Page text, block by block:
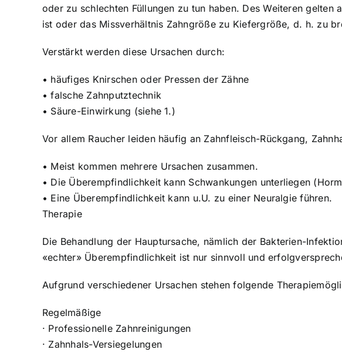
oder zu schlechten Füllungen zu tun haben. Des Weiteren
ist oder das Missverhältnis Zahngröße zu Kiefergröße, d. h. zu
Verstärkt werden diese Ursachen durch:
• häufiges Knirschen oder Pressen der Zähne
• falsche Zahnputztechnik
• Säure-Einwirkung (siehe 1.)
Vor allem Raucher leiden häufig an Zahnfleisch-Rückgang,
• Meist kommen mehrere Ursachen zusammen.
• Die Überempfindlichkeit kann Schwankungen unterliegen
• Eine Überempfindlichkeit kann u.U. zu einer Neuralgie führen.
Therapie
Die Behandlung der Hauptursache, nämlich der Bakterien-
«echter» Überempfindlichkeit ist nur sinnvoll und
Aufgrund verschiedener Ursachen stehen folgende
Regelmäßige
· Professionelle Zahnreinigungen
· Zahnhals-Versiegelungen